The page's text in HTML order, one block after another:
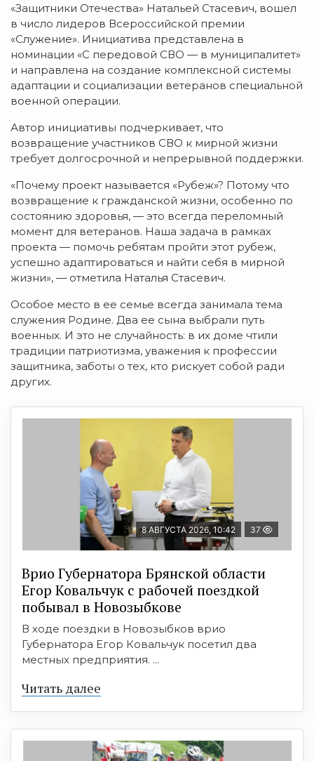
«Защитники Отечества» Натальей Стасевич, вошел
в число лидеров Всероссийской премии
«Служение». Инициатива представлена в
номинации «С передовой СВО — в муниципалитет»
и направлена на создание комплексной системы
адаптации и социализации ветеранов специальной
военной операции.
Автор инициативы подчеркивает, что
возвращение участников СВО к мирной жизни
требует долгосрочной и непрерывной поддержки.
«Почему проект называется «Рубеж»? Потому что
возвращение к гражданской жизни, особенно по
состоянию здоровья, — это всегда переломный
момент для ветеранов. Наша задача в рамках
проекта — помочь ребятам пройти этот рубеж,
успешно адаптироваться и найти себя в мирной
жизни», — отметила Наталья Стасевич.
Особое место в ее семье всегда занимала тема
служения Родине. Два ее сына выбрали путь
военных. И это не случайность: в их доме чтили
традиции патриотизма, уважения к профессии
защитника, заботы о тех, кто рискует собой ради
других.
8 АВГУСТА 2026, 10:42 37
Врио Губернатора Брянской области
Егор Ковальчук с рабочей поездкой
побывал в Новозыбкове
В ходе поездки в Новозыбков врио
Губернатора Егор Ковальчук посетил два
местных предприятия. ...
Читать далее